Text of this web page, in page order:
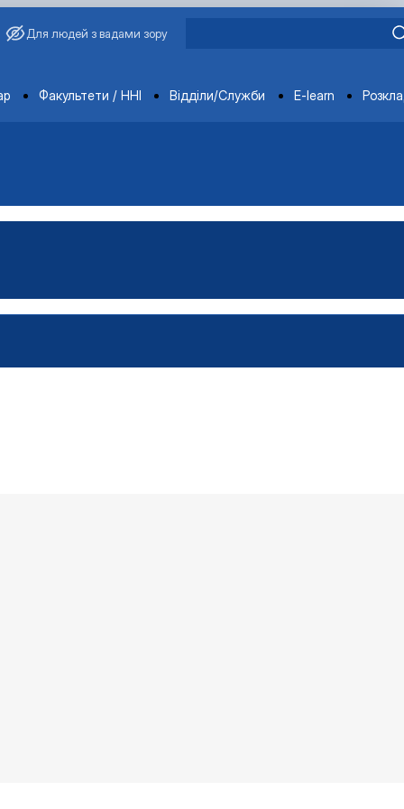
Для людей з вадами зору
Факультети / ННІ Відділи/Служби E-learn